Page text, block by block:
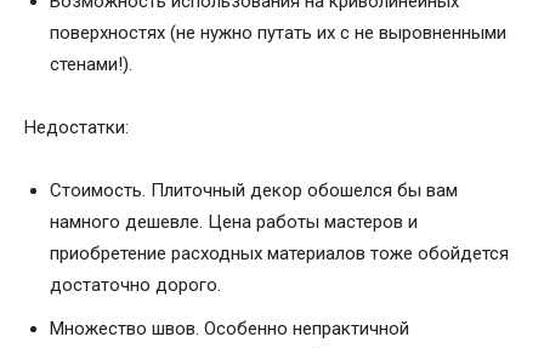
поверхностях (не нужно путать их с не выровненными
стенами!).
Недостатки:
Стоимость. Плиточный декор обошелся бы вам
намного дешевле. Цена работы мастеров и
приобретение расходных материалов тоже обойдется
достаточно дорого.
Множество швов. Особенно непрактичной